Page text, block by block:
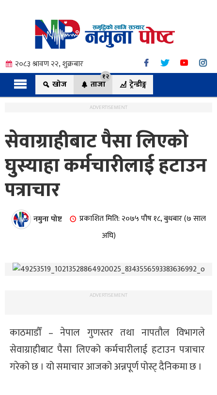
२०८३ श्रावण २२, शुक्रबार
खोज
ताजा
१२
ट्रेन्डीङ्ग
ADVERTISEMENT
सेवाग्राहीबाट पैसा लिएको
घुस्याहा कर्मचारीलाई हटाउन
पत्राचार
नमुना पोष्ट
प्रकाशित मिति: २०७५ पौष १८, बुधबार (७ साल
अघि)
ADVERTISEMENT
काठमाडौँ – नेपाल गुणस्तर तथा नापतौल विभागले
सेवाग्राहीबाट पैसा लिएको कर्मचारीलाई हटाउन पत्राचार
गरेको छ । यो समाचार आजको अन्नपूर्ण पोस्ट् दैनिकमा छ ।